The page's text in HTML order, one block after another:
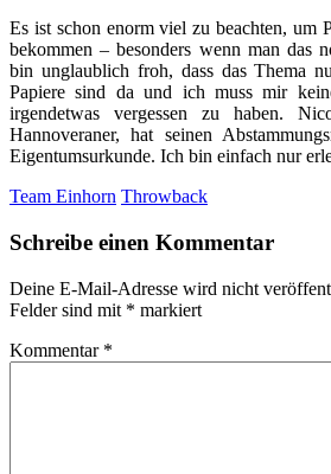
Es ist schon enorm viel zu beachten, um
bekommen – besonders wenn man das
bin unglaublich froh, dass das Thema
Papiere sind da und ich muss mir
irgendetwas vergessen zu haben.
Hannoveraner, hat seinen
Eigentumsurkunde. Ich bin einfach nur
Team Einhorn Throwback
Schreibe einen Kommentar
Deine E-Mail-Adresse wird nicht
Felder sind mit * markiert
Kommentar *